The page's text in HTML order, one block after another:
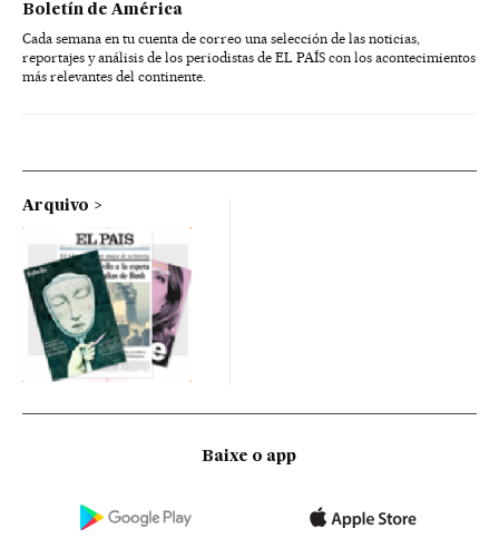
Boletín de América
Cada semana en tu cuenta de correo una selección de las noticias,
reportajes y análisis de los periodistas de EL PAÍS con los acontecimientos
más relevantes del continente.
Arquivo
Baixe o app